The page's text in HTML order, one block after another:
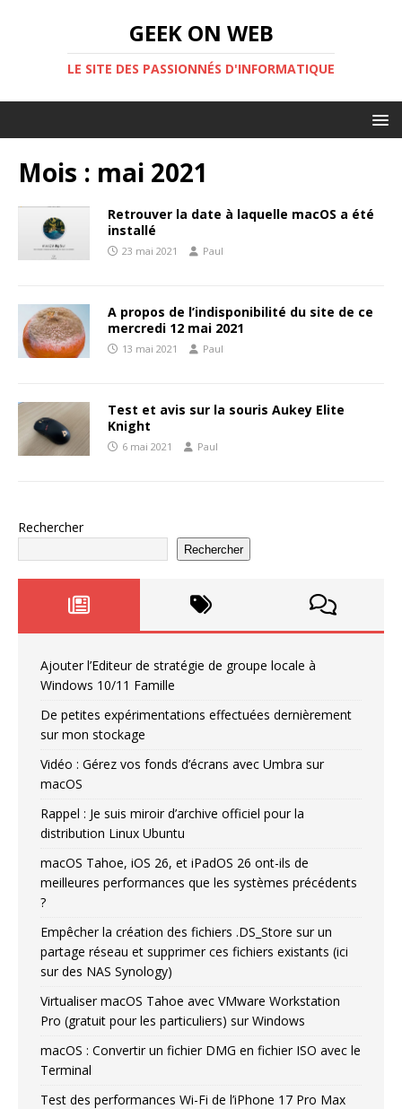
GEEK ON WEB
LE SITE DES PASSIONNÉS D'INFORMATIQUE
Mois : mai 2021
Retrouver la date à laquelle macOS a été
installé
23 mai 2021 Paul
A propos de l’indisponibilité du site de ce
mercredi 12 mai 2021
13 mai 2021 Paul
Test et avis sur la souris Aukey Elite
Knight
6 mai 2021 Paul
Rechercher
Rechercher
Ajouter l’Editeur de stratégie de groupe locale à
Windows 10/11 Famille
De petites expérimentations effectuées dernièrement
sur mon stockage
Vidéo : Gérez vos fonds d’écrans avec Umbra sur
macOS
Rappel : Je suis miroir d’archive officiel pour la
distribution Linux Ubuntu
macOS Tahoe, iOS 26, et iPadOS 26 ont-ils de
meilleures performances que les systèmes précédents
?
Empêcher la création des fichiers .DS_Store sur un
partage réseau et supprimer ces fichiers existants (ici
sur des NAS Synology)
Virtualiser macOS Tahoe avec VMware Workstation
Pro (gratuit pour les particuliers) sur Windows
macOS : Convertir un fichier DMG en fichier ISO avec le
Terminal
Test des performances Wi-Fi de l’iPhone 17 Pro Max